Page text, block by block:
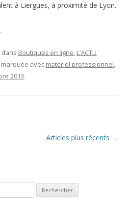
à Liergues, à proximité de Lyon.
Boutiques en ligne, L'ACTU
marquée avec matériel professionnel,
2013.
Articles plus récents →